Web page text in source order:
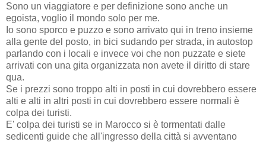
Sono un viaggiatore e per definizione sono anche un
egoista, voglio il mondo solo per me.
Io sono sporco e puzzo e sono arrivato qui in treno insieme
alla gente del posto, in bici sudando per strada, in autostop
parlando con i locali e invece voi che non puzzate e siete
arrivati con una gita organizzata non avete il diritto di stare
qua.
Se i prezzi sono troppo alti in posti in cui dovrebbero essere
alti e alti in altri posti in cui dovrebbero essere normali è
colpa dei turisti.
E' colpa dei turisti se in Marocco si è tormentati dalle
sedicenti guide che all'ingresso della città si avventano